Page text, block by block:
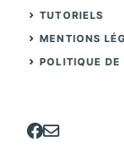
TUTORIELS
MENTIONS
POLITIQUE DE